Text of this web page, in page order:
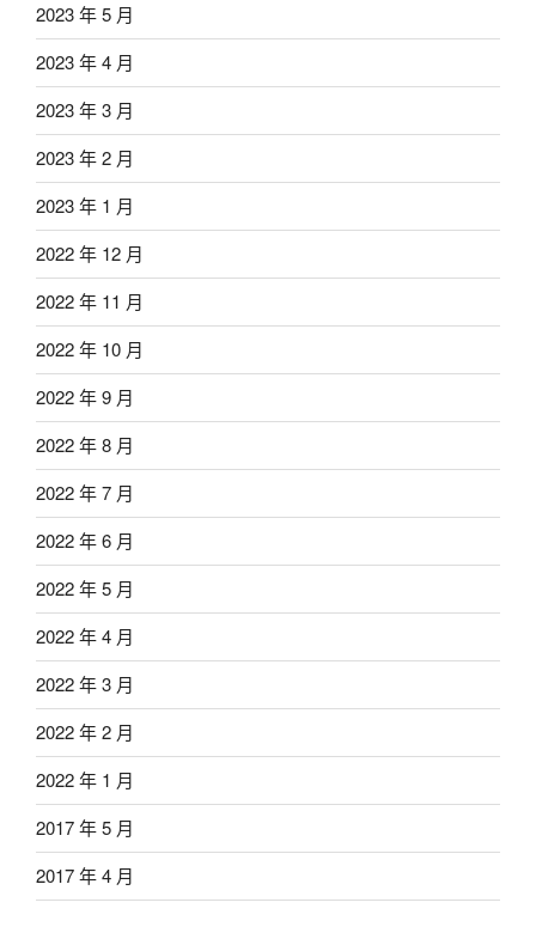
2023 年 5 月
2023 年 4 月
2023 年 3 月
2023 年 2 月
2023 年 1 月
2022 年 12 月
2022 年 11 月
2022 年 10 月
2022 年 9 月
2022 年 8 月
2022 年 7 月
2022 年 6 月
2022 年 5 月
2022 年 4 月
2022 年 3 月
2022 年 2 月
2022 年 1 月
2017 年 5 月
2017 年 4 月